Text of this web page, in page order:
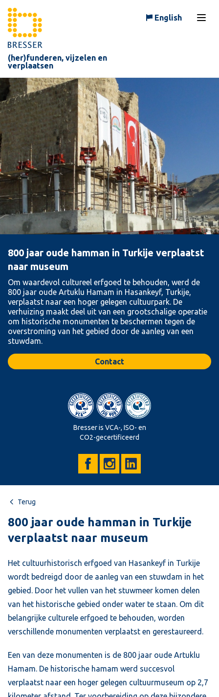
(her)funderen, vijzelen en
verplaatsen
English
800 jaar oude hamman in Turkije verplaatst
naar museum
Om waardevol cultureel erfgoed te behouden, werd de
800 jaar oude Artuklu Hamam in Hasankeyf, Turkije,
verplaatst naar een hoger gelegen cultuurpark. De
verhuizing maakt deel uit van een grootschalige operatie
om historische monumenten te beschermen tegen de
overstroming van het gebied door de aanleg van een
stuwdam.
Contact
Bresser is VCA-, ISO- en
CO2-gecertificeerd
Terug
800 jaar oude hamman in Turkije
verplaatst naar museum
Het cultuurhistorisch erfgoed van Hasankeyf in Turkije
wordt bedreigd door de aanleg van een stuwdam in het
gebied. Door het vullen van het stuwmeer komen delen
van het historische gebied onder water te staan. Om dit
belangrijke culturele erfgoed te behouden, worden
verschillende monumenten verplaatst en gerestaureerd.
Een van deze monumenten is de 800 jaar oude Artuklu
Hamam. De historische hamam werd succesvol
verplaatst naar een hoger gelegen cultuurmuseum op 2,7